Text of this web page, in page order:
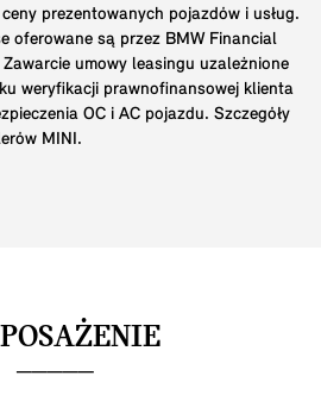
prezentowanych pojazdów i usług.
oferowane są przez BMW Financial
umowy leasingu uzależnione
weryfikacji prawnofinansowej klienta
OC i AC pojazdu. Szczegóły
MINI.